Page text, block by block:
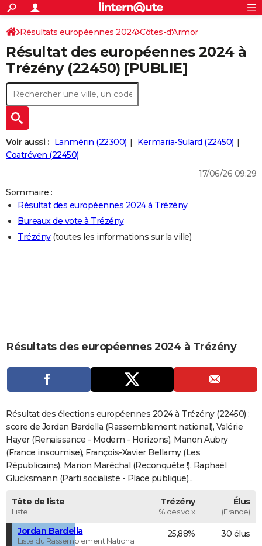
ACTUALITÉS
Politique
Société
Faits Divers
Education
Monde
Villes
+
SPORT
Coupe du monde 2026
Football
Tennis
Cyclisme
Rugby
Forum
CULTURE
Programme TV
TNT
Streaming
Cinéma
Sorties cinéma
Musique
+
FINANCE
Retraite
Impôts
Epargne
Immobilier
Risques naturels par ville
Banque
Assurance
Crédit
AUTO
Essais
Réserver un essai
Citadines
Berlines
SUV
Forum auto
+
HIGH-TECH
Mobiles
Meilleur smartphone
Internet
Ordinateurs
Jeux vidéo
Guide high-tech
+
BRICOLAGE
Guides de France
Escapades
Patrimoine
Expositions
Musées
Week-end nature
LIFESTYLE
Art de vivre
Bien-être
Loisirs
Mode
Modes de vie
CARTE DE VOEUX
Carte de Noël
Carte Bonne année
Carte Saint-Valentin
Carte Pâques
Carte d'anniversaire
DICTIONNAIRE
Dictionnaire
Biographies
Citations
Expressions
Proverbes
PROGRAMME TV
COPAINS D'AVANT
S'inscrire
Se connecter
Lycées
Collèges
Primaires
Universités
Entreprises
Service militaire
Avis de recherche
AVIS DE DÉCÈS
FORUM
S'inscrire
Connexion
Résultats européennes 2024 Côtes-d'Armor
Résultat des européennes 2024 à
Trézény (22450) [PUBLIE]
Voir aussi : Lanmérin (22300)
Kermaria-Sulard (22450)
Coatréven (22450)
17/06/26 09:29
Sommaire :
Résultat des européennes 2024 à Trézény
Bureaux de vote à Trézény
Trézény(toutes les informations sur la ville)
Résultats des européennes 2024 à Trézény
Résultat des élections européennes 2024 à Trézény (22450) :
score de Jordan Bardella (Rassemblement national), Valérie
Hayer (Renaissance - Modem - Horizons), Manon Aubry
(France insoumise), François-Xavier Bellamy (Les
Républicains), Marion Maréchal (Reconquête !), Raphaël
Glucksmann (Parti socialiste - Place publique)...
Tête de liste
Liste
Trézény
% des voix
Élus
(France)
Jordan Bardella
Liste du Rassemblement National
25,88% 30 élus